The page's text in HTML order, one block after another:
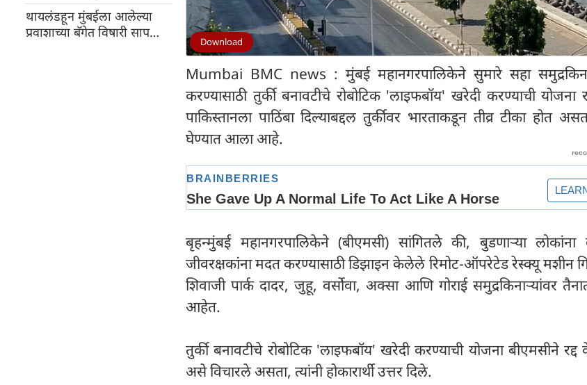
थायलंडहून मुंबईला आलेल्या
प्रवाशाच्या बॅगेत विषारी साप
Download
Mumbai BMC news : मुंबई महानगरपालिकेने सुमारे सहा
करण्यासाठी तुर्की बनावटीचे रोबोटिक 'लाइफबॉय' खरेदी करण्याची
पाकिस्तानला पाठिंबा दिल्याबद्दल तुर्कीवर भारताकडून तीव्र टीका होत
घेण्यात आला आहे.
बृहन्मुंबई महानगरपालिकेने (बीएमसी) सांगितले की, बुडणाऱ्या लोकांना
जीवरक्षकांना मदत करण्यासाठी डिझाइन केलेले रिमोट-ऑपरेटेड रेस्क्यू मशीन
शिवाजी पार्क दादर, जुहू, वर्सोवा, अक्सा आणि गोराई समुद्रकिनाऱ्यांवर
आहेत.
तुर्की बनावटीचे रोबोटिक 'लाइफबॉय' खरेदी करण्याची योजना बीएमसीने
असे विचारले असता, त्यांनी होकारार्थी उत्तर दिले.